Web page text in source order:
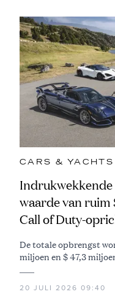
CARS & YACHTS
Indrukwekkende
waarde van ruim
Call of Duty-
De totale opbrengst
miljoen en $ 47,3
20 JULI 2026 09:40